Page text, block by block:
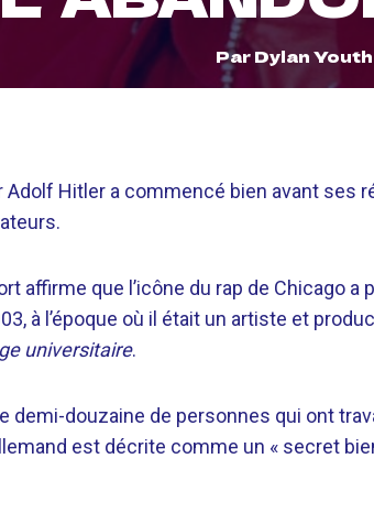
ParDylan Youth
Adolf Hitler a commencé bien avant ses
affirme que l’icône du rap de Chicago
à l’époque où il était un artiste et
universitaire.
demi-douzaine de personnes qui ont
est décrite comme un « secret